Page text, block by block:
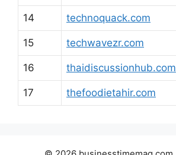
14 technoquack.com
15 techwavezr.com
16 thaidiscussionhub.com
17 thefoodietahir.com